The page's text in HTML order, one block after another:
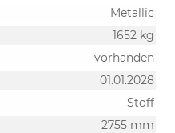
Metallic
1652 kg
vorhanden
01.01.2028
Stoff
2755 mm